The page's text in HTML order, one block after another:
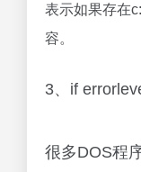
表示如果存在
容。
3、if
很多DOS程